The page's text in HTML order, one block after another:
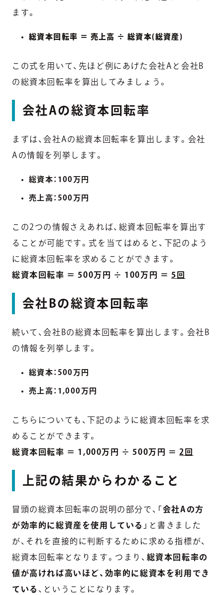
ます。
総資本回転率 ＝ 売上高 ÷ 総資本(総資産)
この式を用いて、先ほど例にあげた会社Aと会社B
の総資本回転率を算出してみましょう。
会社Aの総資本回転率
まずは、会社Aの総資本回転率を算出します。会社
Aの情報を列挙します。
総資本：100万円
売上高：500万円
この2つの情報さえあれば、総資本回転率を算出す
ることが可能です。式を当てはめると、下記のよう
に総資本回転率を求めることができます。
総資本回転率 ＝ 500万円 ÷ 100万円 ＝ 5回
会社Bの総資本回転率
続いて、会社Bの総資本回転率を算出します。会社B
の情報を列挙します。
総資本：500万円
売上高：1,000万円
こちらについても、下記のように総資本回転率を求
めることができます。
総資本回転率 ＝ 1,000万円 ÷ 500万円 ＝ 2回
上記の結果からわかること
冒頭の総資本回転率の説明の部分で、「 会社Aの方
が効率的に総資産を使用している 」と書きました
が、それを直接的に判断するために求める指標が、
総資本回転率となります。つまり、 総資本回転率の
値が高ければ高いほど、効率的に総資本を利用でき
ている 、ということになります。